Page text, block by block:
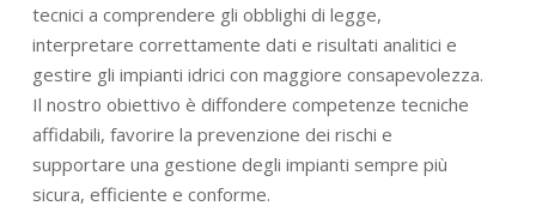
tecnici a comprendere gli obblighi di legge,
interpretare correttamente dati e risultati analitici e
gestire gli impianti idrici con maggiore consapevolezza.
Il nostro obiettivo è diffondere competenze tecniche
affidabili, favorire la prevenzione dei rischi e
supportare una gestione degli impianti sempre più
sicura, efficiente e conforme.